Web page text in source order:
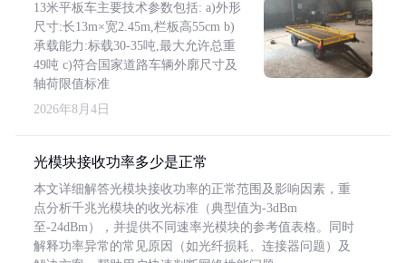
13米平板车主要技术参数包括: a)外形
尺寸:长13m×宽2.45m,栏板高55cm b)
承载能力:标载30-35吨,最大允许总重
49吨 c)符合国家道路车辆外廓尺寸及
轴荷限值标准
2026年8月4日
光模块接收功率多少是正常
本文详细解答光模块接收功率的正常范围及影响因素，重
点分析千兆光模块的收光标准（典型值为-3dBm
至-24dBm），并提供不同速率光模块的参考值表格。同时
解释功率异常的常见原因（如光纤损耗、连接器问题）及